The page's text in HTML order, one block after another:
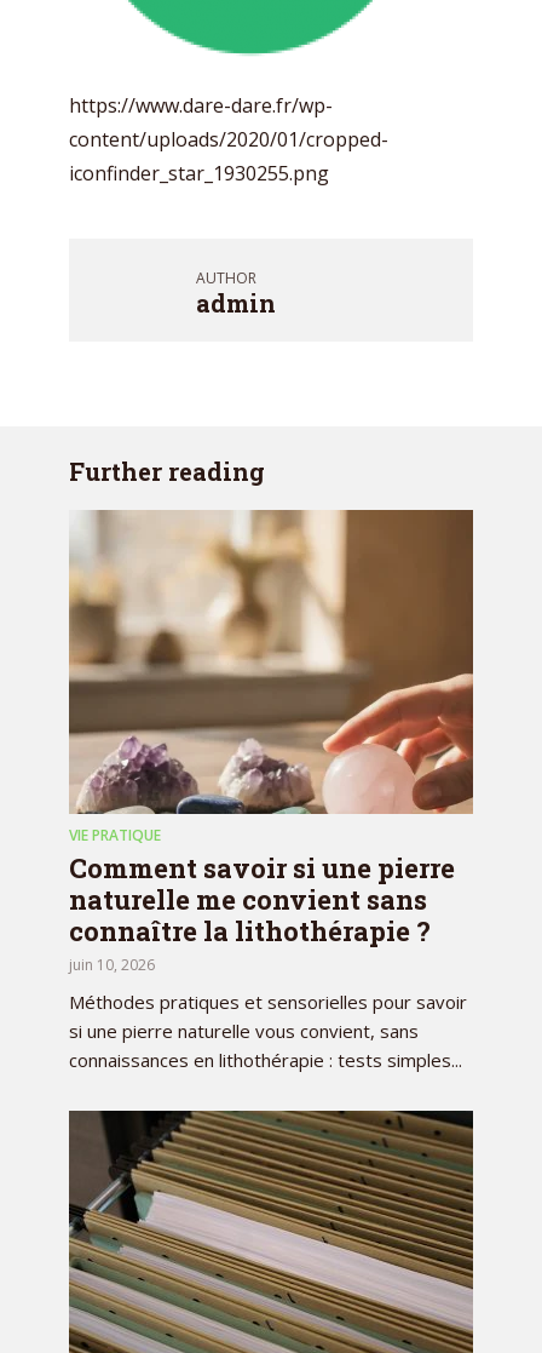
https://www.dare-dare.fr/wp-
content/uploads/2020/01/cropped-
iconfinder_star_1930255.png
AUTHOR
admin
Further reading
VIE PRATIQUE
Comment savoir si une pierre
naturelle me convient sans
connaître la lithothérapie ?
juin 10, 2026
Méthodes pratiques et sensorielles pour savoir
si une pierre naturelle vous convient, sans
connaissances en lithothérapie : tests simples...